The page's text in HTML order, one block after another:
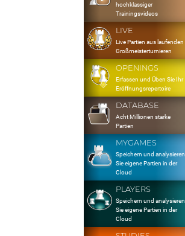
hochklassiger
Trainingsvideos
LIVE
Live Partien aus laufenden
Großmeisterturnieren
OPENINGS
Erfassen und Üben Sie Ihr
Eröffnungsrepertoire
DATABASE
Acht Millionen starke
Partien
MYGAMES
Speichern und analysieren
Sie eigene Partien in der
Cloud
PLAYERS
Speichern und analysieren
Sie eigene Partien in der
Cloud